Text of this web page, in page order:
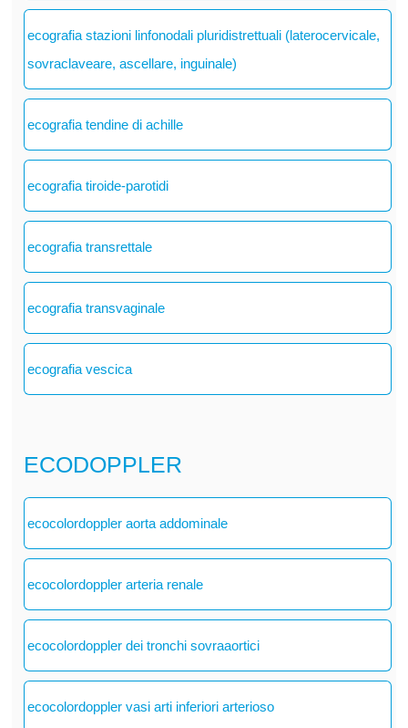
ecografia stazioni linfonodali pluridistrettuali (laterocervicale,
sovraclaveare, ascellare, inguinale)
ecografia tendine di achille
ecografia tiroide-parotidi
ecografia transrettale
ecografia transvaginale
ecografia vescica
ECODOPPLER
ecocolordoppler aorta addominale
ecocolordoppler arteria renale
ecocolordoppler dei tronchi sovraaortici
ecocolordoppler vasi arti inferiori arterioso